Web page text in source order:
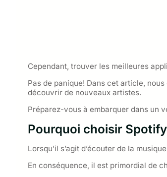
Cependant, trouver les meilleures
Pas de panique! Dans cet article,
découvrir de nouveaux artistes.
Préparez-vous à embarquer dans un
Pourquoi choisir
Lorsqu’il s’agit d’écouter de la
En conséquence, il est primordial de